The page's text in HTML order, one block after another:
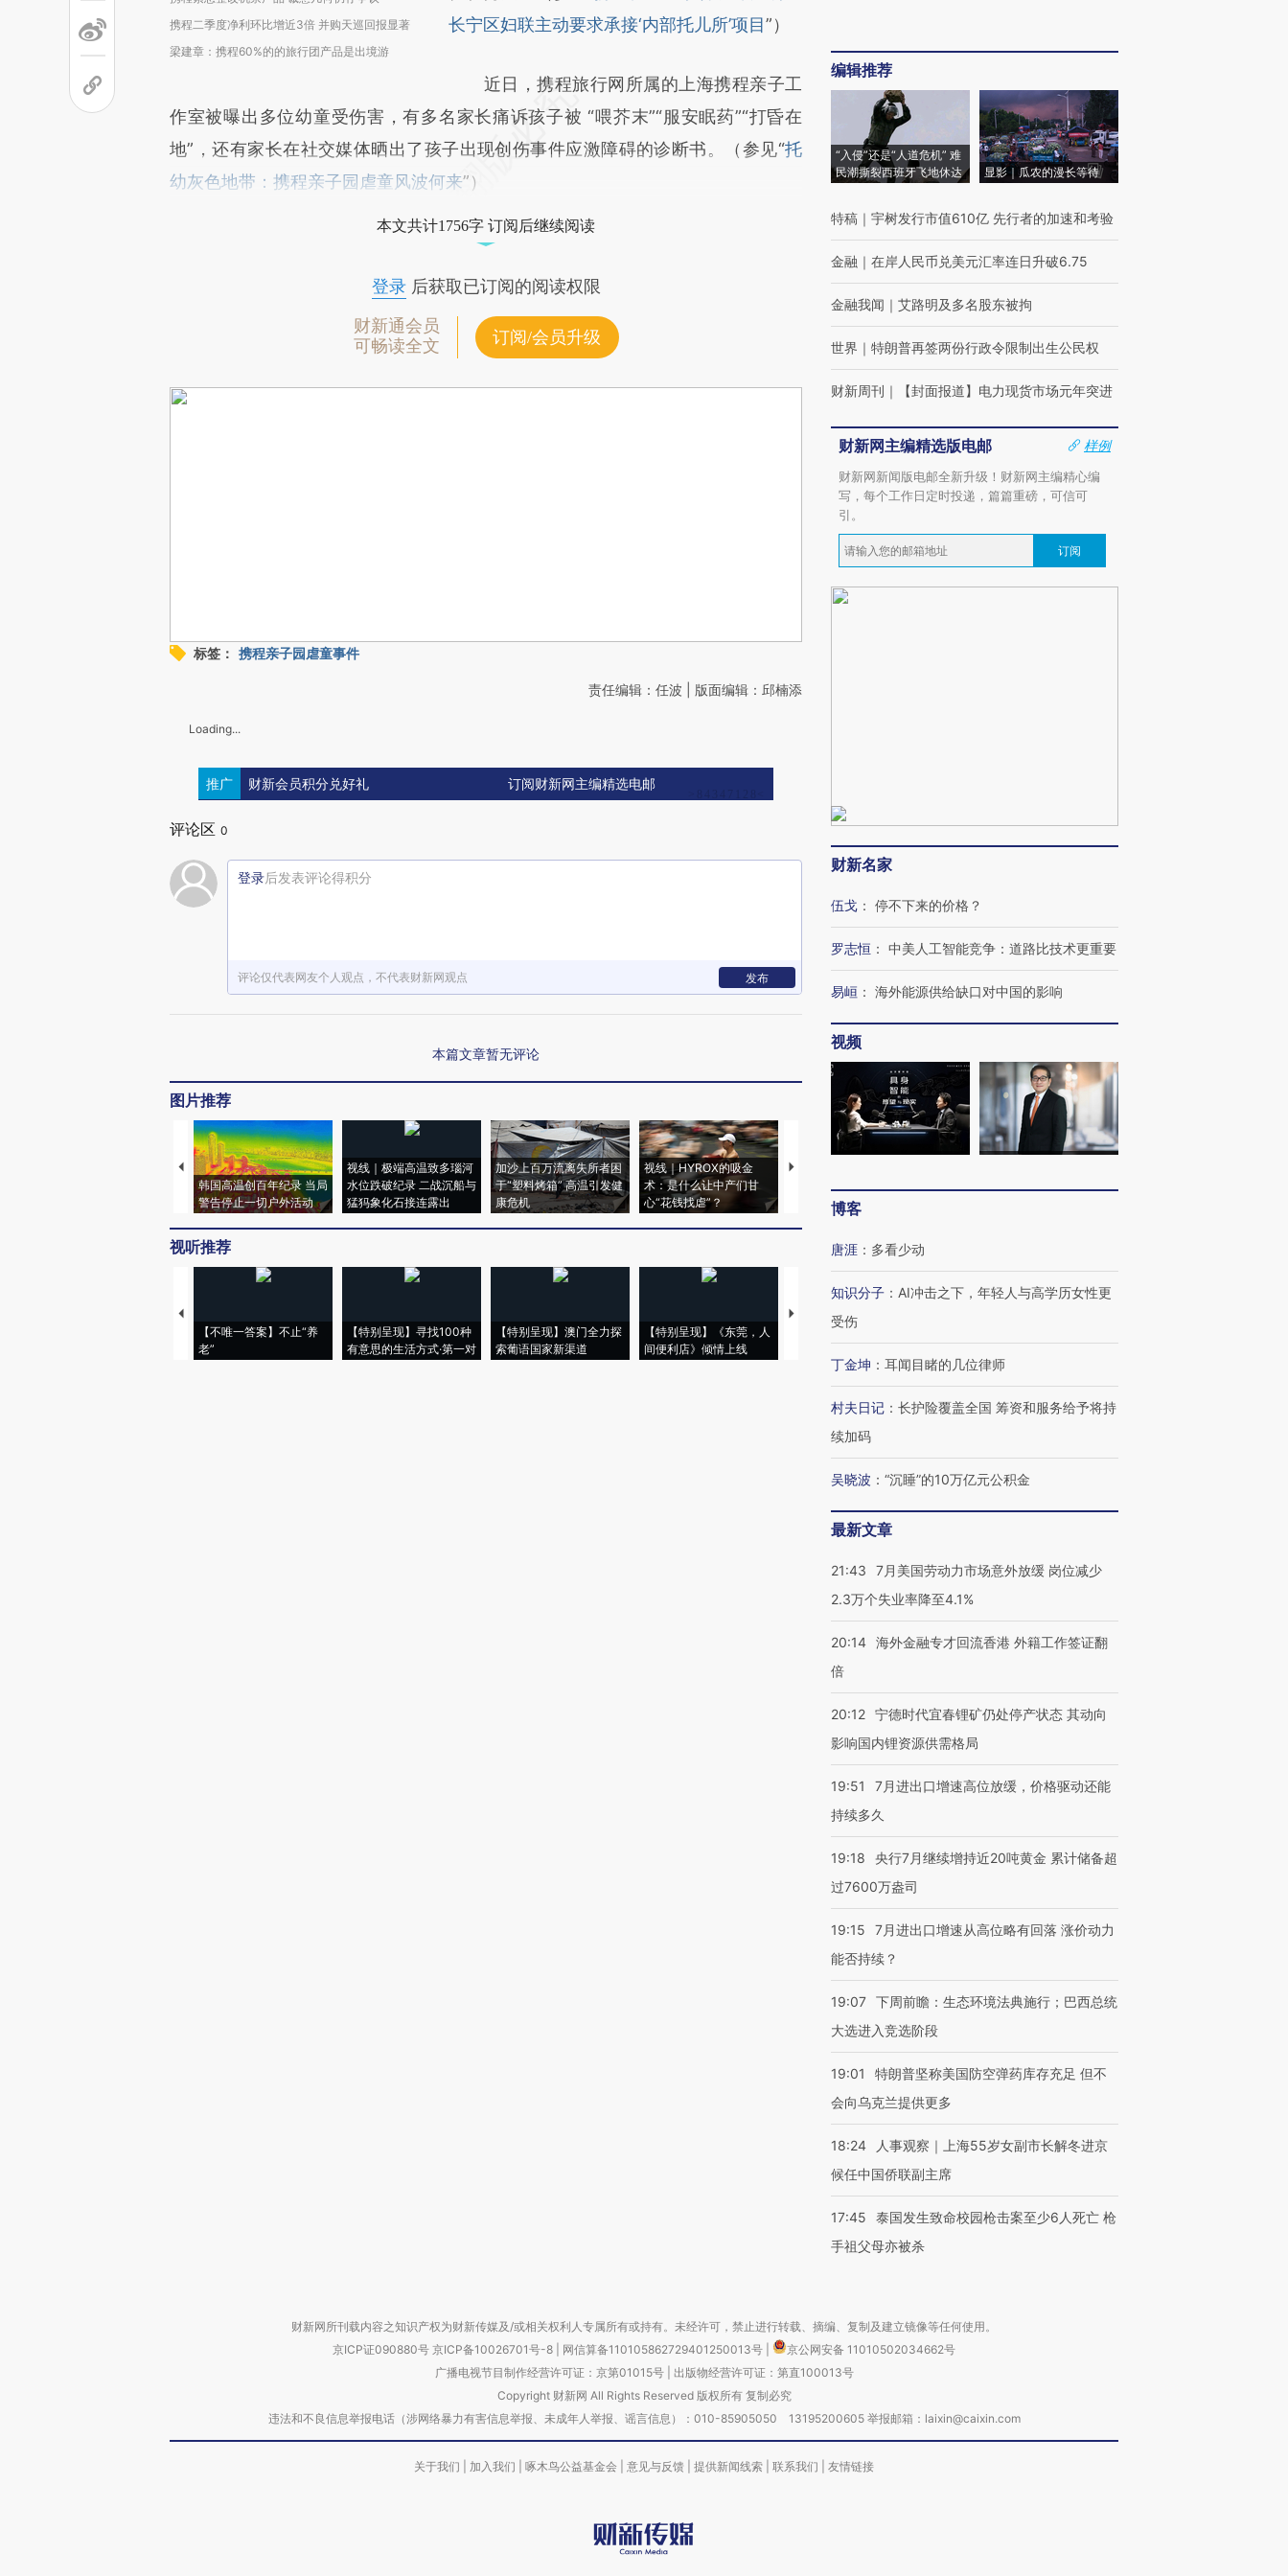
携程二季度净利环比增近3倍 并购天巡回报显著
梁建章：携程60%的的旅行团产品是出境游
长宁区妇联主动要求承接‘内部托儿所’项目”）
近日，携程旅行网所属的上海携程亲子工
作室被曝出多位幼童受伤害，有多名家长痛诉孩子被 “喂芥末”“服安眠药”“打昏在
地”，还有家长在社交媒体晒出了孩子出现创伤事件应激障碍的诊断书。（参见“托
幼灰色地带：携程亲子园虐童风波何来”）
本文共计1756字 订阅后继续阅读
登录后获取已订阅的阅读权限
财新通会员
可畅读全文
订阅/会员升级
标签： 携程亲子园虐童事件
责任编辑：任波 | 版面编辑：邱楠添
Loading...
推广 财新会员积分兑好礼 订阅财新网主编精选电邮
评论区 0
登录后发表评论得积分
评论仅代表网友个人观点，不代表财新网观点 发布
本篇文章暂无评论
图片推荐
韩国高温创百年纪录 当局
警告停止一切户外活动
视线｜极端高温致多瑙河
水位跌破纪录 二战沉船与
猛犸象化石接连露出
加沙上百万流离失所者困
于“塑料烤箱” 高温引发健
康危机
视线｜HYROX的吸金
术：是什么让中产们甘
心“花钱找虐”？
马航飞行员跨国走私7万
视听推荐
【不唯一答案】不止“养
老”
【特别呈现】寻找100种
有意思的生活方式·第一对
【特别呈现】澳门全力探
索葡语国家新渠道
【特别呈现】《东莞，人
间便利店》倾情上线
【推广】走进第四届链博
会，让数智科技“链”接产
编辑推荐
“入侵”还是“人道危机” 难
民潮撕裂西班牙飞地休达
显影｜瓜农的漫长等待
特稿 ｜ 宇树发行市值610亿 先行者的加速和考验
金融 ｜ 在岸人民币兑美元汇率连日升破6.75
金融我闻 ｜ 艾路明及多名股东被拘
世界 ｜ 特朗普再签两份行政令限制出生公民权
财新周刊 ｜ 【封面报道】电力现货市场元年突进
财新网主编精选版电邮
样例
财新网新闻版电邮全新升级！财新网主编精心编
写，每个工作日定时投递，篇篇重磅，可信可
引。
订阅
财新名家
伍戈 ： 停不下来的价格？
罗志恒 ： 中美人工智能竞争：道路比技术更重要
易峘 ： 海外能源供给缺口对中国的影响
视频
博客
唐涯 ： 多看少动
知识分子 ： AI冲击之下，年轻人与高学历女性更
受伤
丁金坤 ： 耳闻目睹的几位律师
村夫日记 ： 长护险覆盖全国 筹资和服务给予将持
续加码
吴晓波 ： “沉睡”的10万亿元公积金
最新文章
21:43
7月美国劳动力市场意外放缓 岗位减少
2.3万个失业率降至4.1%
20:14 海外金融专才回流香港 外籍工作签证翻
倍
20:12 宁德时代宜春锂矿仍处停产状态 其动向
影响国内锂资源供需格局
19:51
7月进出口增速高位放缓，价格驱动还能
持续多久
19:18
央行7月继续增持近20吨黄金 累计储备超
过7600万盎司
19:15
7月进出口增速从高位略有回落 涨价动力
能否持续？
19:07 下周前瞻：生态环境法典施行；巴西总统
大选进入竞选阶段
19:01
特朗普坚称美国防空弹药库存充足 但不
会向乌克兰提供更多
18:24
人事观察｜上海55岁女副市长解冬进京
候任中国侨联副主席
17:45
泰国发生致命校园枪击案至少6人死亡 枪
手祖父母亦被杀
财新网所刊载内容之知识产权为财新传媒及/或相关权利人专属所有或持有。未经许可，禁止进行转载、摘编、复制及建立镜像等任何使用。
京ICP证090880号 京ICP备10026701号-8 网信算备110105862729401250013号
京公网安备 11010502034662号
广播电视节目制作经营许可证：京第01015号| 出版物经营许可证：第直100013号
Copyright 财新网 All Rights Reserved 版权所有 复制必究
违法和不良信息举报电话（涉网络暴力有害信息举报、未成年人举报、谣言信息）：010-85905050 13195200605 举报邮箱：laixin@caixin.com
关于我们 加入我们 啄木鸟公益基金会 意见与反馈 提供新闻线索 联系我们 友情链接